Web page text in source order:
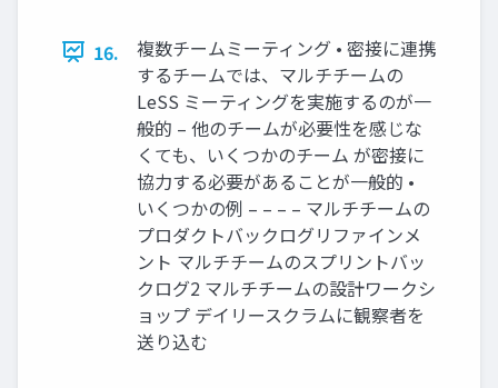
16.
複数チームミーティング • 密接に連携
するチームでは、マルチチームの
LeSS ミーティングを実施するのが一
般的 – 他のチームが必要性を感じな
くても、いくつかのチーム が密接に
協力する必要があることが一般的 •
いくつかの例 – – – – マルチチームの
プロダクトバックログリファインメ
ント マルチチームのスプリントバッ
クログ2 マルチチームの設計ワークシ
ョップ デイリースクラムに観察者を
送り込む